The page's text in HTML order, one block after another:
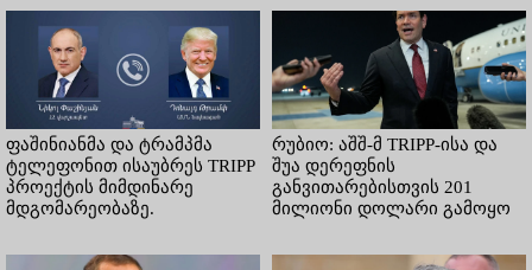
ფაშინიანმა და ტრამპმა
ტელეფონით ისაუბრეს TRIPP
პროექტის მიმდინარე
მდგომარეობაზე.
რუბიო: აშშ-მ TRIPP-ისა და
შუა დერეფნის
განვითარებისთვის 201
მილიონი დოლარი გამოყო